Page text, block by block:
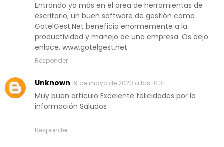
Entrando ya más en el área de herramientas de
escritorio, un buen software de gestión como
GotelGest.Net beneficia enormemente a la
productividad y manejo de una empresa. Os dejo
enlace. www.gotelgest.net
Responder
Unknown 19 de mayo de 2020 a las 10:31
Muy buen artículo Excelente felicidades por la
información Saludos
Responder